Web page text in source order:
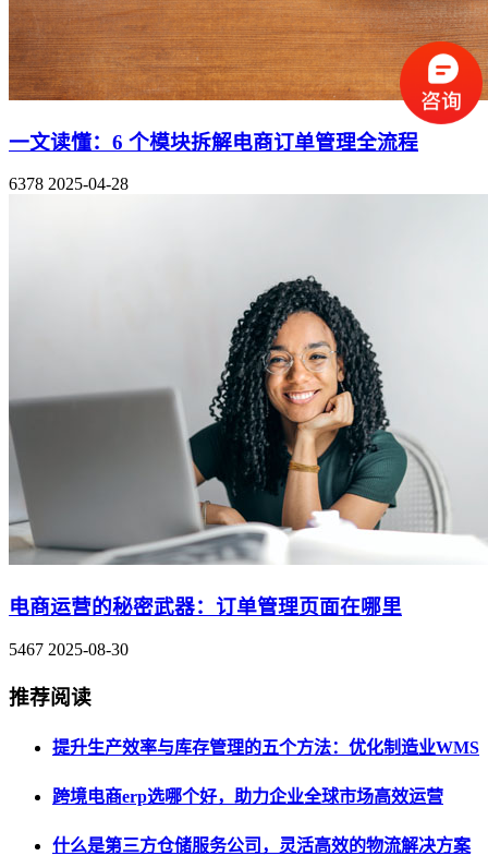
一文读懂：6 个模块拆解电商订单管理全流程
6378 2025-04-28
电商运营的秘密武器：订单管理页面在哪里
5467 2025-08-30
推荐阅读
提升生产效率与库存管理的五个方法：优化制造业WMS
跨境电商erp选哪个好，助力企业全球市场高效运营
什么是第三方仓储服务公司，灵活高效的物流解决方案